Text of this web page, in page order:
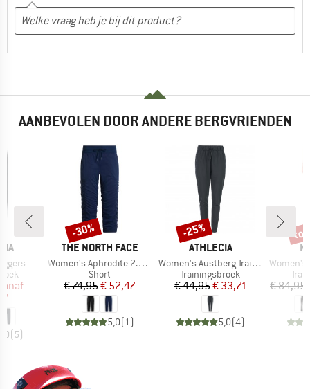
AANBEVOLEN DOOR ANDERE BERGVRIENDEN
prijs
(5)
MERK
THE NORTH FACE
Artikel
Women's Aphrodite 2.0 Capri
Productgroep
Short
Prijs
€ 74,95Verlaagde prijs
€ 52,47
5,0(1)
Korting
-30%
MERK
ATHLECIA
Artikel
Women's Austberg Training Pants
Productgroep
Trainingsbroek
Prijs
€ 44,95Verlaagde prijs
€ 33,71
5,0(4)
Korting
-25%
Artikel
Women's
€ 84,95
tot